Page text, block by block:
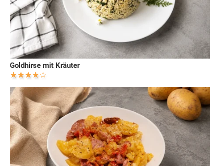
Goldhirse mit Kräuter